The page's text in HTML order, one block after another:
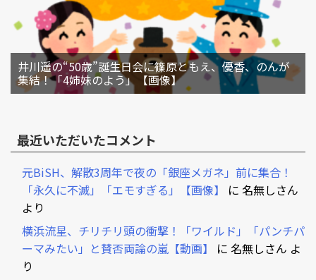
井川遥の“50歳”誕生日会に篠原ともえ、優香、のんが
集結！「4姉妹のよう」【画像】
最近いただいたコメント
元BiSH、解散3周年で夜の「銀座メガネ」前に集合！
「永久に不滅」「エモすぎる」【画像】
に 名無しさん
より
横浜流星、チリチリ頭の衝撃！「ワイルド」「パンチパ
ーマみたい」と賛否両論の嵐【動画】
に 名無しさん よ
り